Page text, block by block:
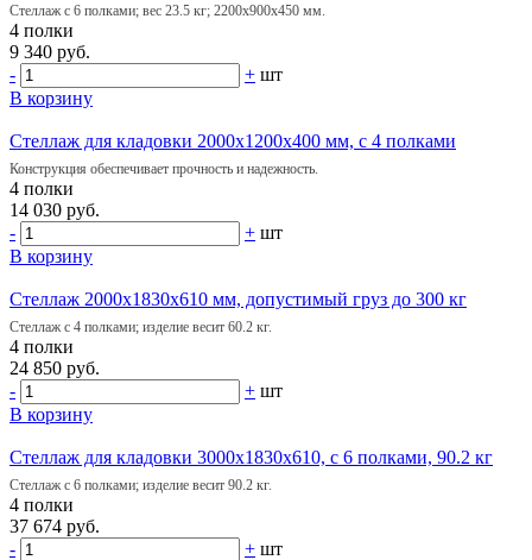
Стеллаж с 6 полками; вес 23.5 кг; 2200х900х450 мм.
4 полки
9 340 руб.
-
+ шт
В корзину
Стеллаж для кладовки 2000х1200х400 мм, с 4 полками
Конструкция обеспечивает прочность и надежность.
4 полки
14 030 руб.
-
+ шт
В корзину
Стеллаж 2000х1830х610 мм, допустимый груз до 300 кг
Стеллаж с 4 полками; изделие весит 60.2 кг.
4 полки
24 850 руб.
-
+ шт
В корзину
Стеллаж для кладовки 3000х1830х610, с 6 полками, 90.2 кг
Стеллаж с 6 полками; изделие весит 90.2 кг.
4 полки
37 674 руб.
-
+ шт